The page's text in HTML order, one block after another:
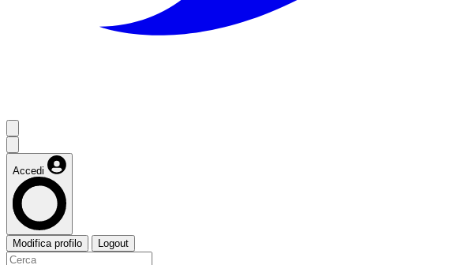
Accedi
Modifica profilo Logout